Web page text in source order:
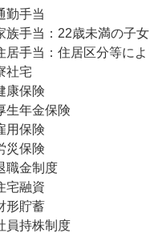
勤手当
族手当：22歳未満の子
居手当：住居区分等に
社宅
康保険
生年金保険
用保険
災保険
職金制度
宅融資
形貯蓄
員持株制度